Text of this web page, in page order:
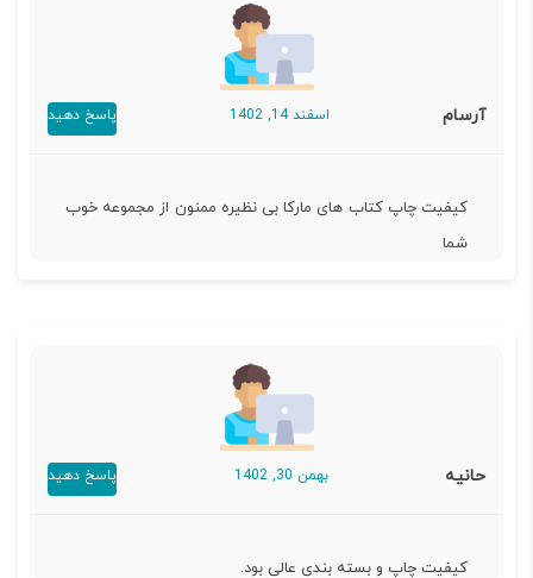
آرسام اسفند 14, 1402 پاسخ دهید
کیفیت چاپ کتاب های مارکا بی نظیره ممنون از مجموعه خوب
شما
حانیه بهمن 30, 1402 پاسخ دهید
کیفیت چاپ و بسته بندی عالی بود.